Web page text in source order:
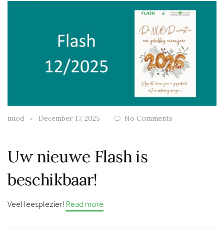
nuod December 17, 2025 No Comments
Uw nieuwe Flash is
beschikbaar!
Veel leesplezier! Read more